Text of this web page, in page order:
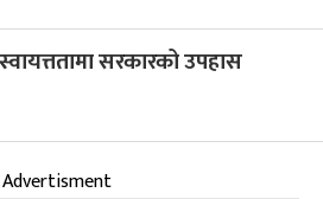
स्वायत्ततामा सरकारको उपहास
Advertisment